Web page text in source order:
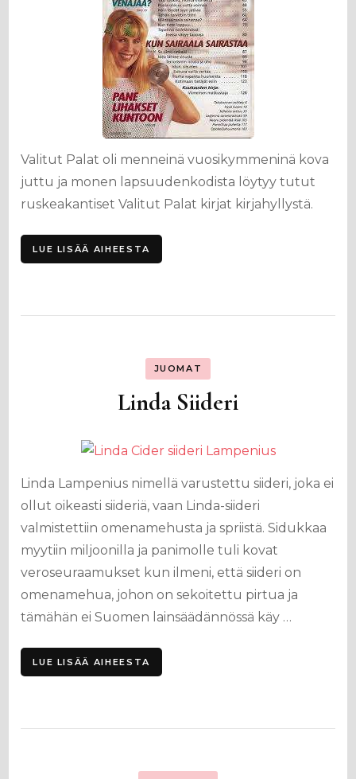
Valitut Palat oli menneinä vuosikymmeninä kova
juttu ja monen lapsuudenkodista löytyy tutut
ruskeakantiset Valitut Palat kirjat kirjahyllystä.
LUE LISÄÄ AIHEESTA
JUOMAT
Linda Siideri
Linda Lampenius nimellä varustettu siideri, joka ei
ollut oikeasti siideriä, vaan Linda-siideri
valmistettiin omenamehusta ja spriistä. Sidukkaa
myytiin miljoonilla ja panimolle tuli kovat
veroseuraamukset kun ilmeni, että siideri on
omenamehua, johon on sekoitettu pirtua ja
tämähän ei Suomen lainsäädännössä käy …
LUE LISÄÄ AIHEESTA